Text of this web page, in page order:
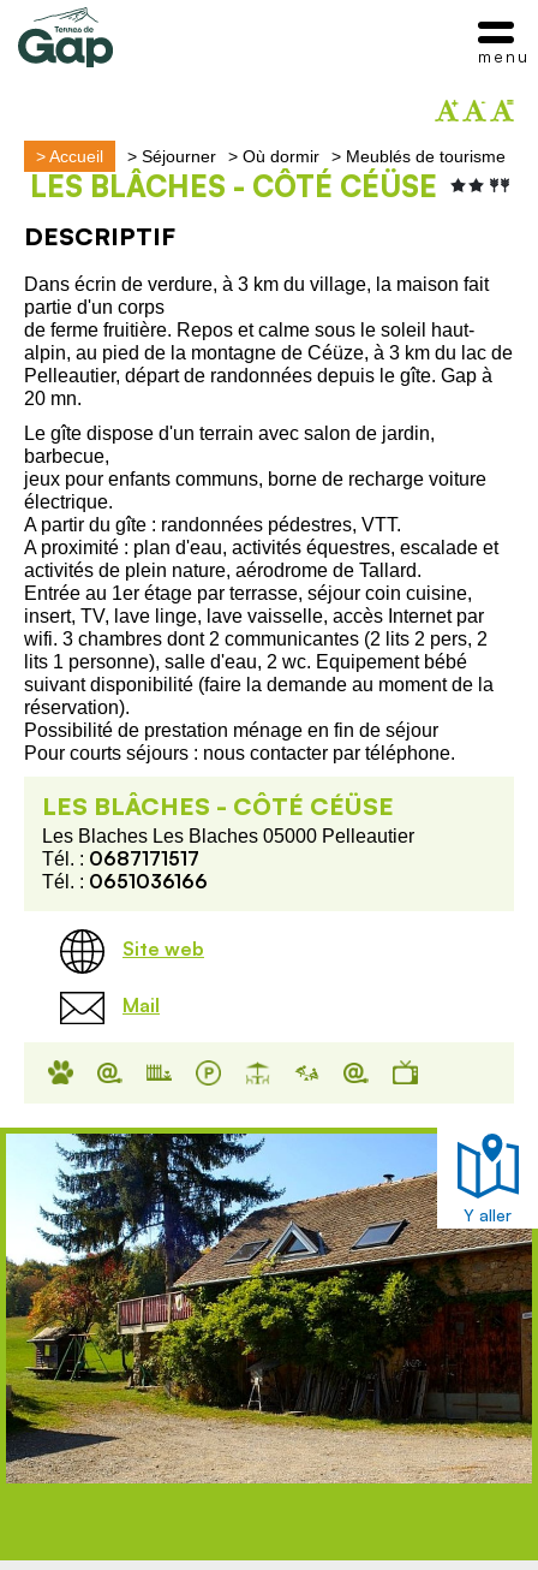
>Accueil > Séjourner > Où dormir > Meublés de tourisme
LES BLÂCHES - CÔTÉ CÉÜSE
DESCRIPTIF
Dans écrin de verdure, à 3 km du village, la maison fait
partie d'un corps
de ferme fruitière. Repos et calme sous le soleil haut-
alpin, au pied de la montagne de Céüze, à 3 km du lac de
Pelleautier, départ de randonnées depuis le gîte. Gap à
20 mn.
Le gîte dispose d'un terrain avec salon de jardin,
barbecue,
jeux pour enfants communs, borne de recharge voiture
électrique.
A partir du gîte : randonnées pédestres, VTT.
A proximité : plan d'eau, activités équestres, escalade et
activités de plein nature, aérodrome de Tallard.
Entrée au 1er étage par terrasse, séjour coin cuisine,
insert, TV, lave linge, lave vaisselle, accès Internet par
wifi. 3 chambres dont 2 communicantes (2 lits 2 pers, 2
lits 1 personne), salle d'eau, 2 wc. Equipement bébé
suivant disponibilité (faire la demande au moment de la
réservation).
Possibilité de prestation ménage en fin de séjour
Pour courts séjours : nous contacter par téléphone.
LES BLÂCHES - CÔTÉ CÉÜSE
Les Blaches Les Blaches 05000 Pelleautier
Tél. : 0687171517
Tél. : 0651036166
Site web
Mail
Y aller
menu